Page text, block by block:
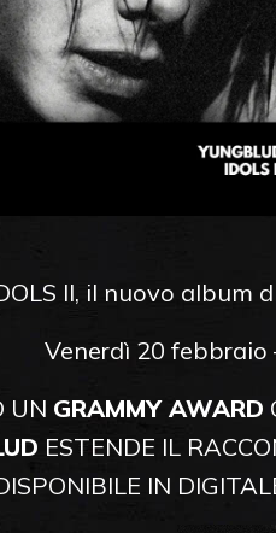
II, il nuovo album
Venerdì 20 febbraio
UN GRAMMY AWARD
ESTENDE IL
IN